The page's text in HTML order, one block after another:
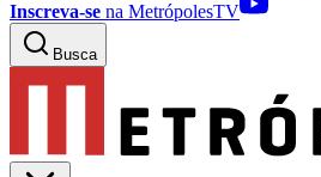
Inscreva-se na MetrópolesTV
Busca